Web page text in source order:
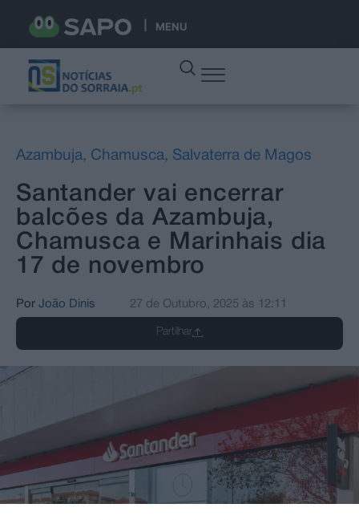
MENU
Azambuja, Chamusca, Salvaterra de Magos
Santander vai encerrar
balcões da Azambuja,
Chamusca e Marinhais dia
17 de novembro
Por João Dinis 27 de Outubro, 2025 às 12:11
Partilhar